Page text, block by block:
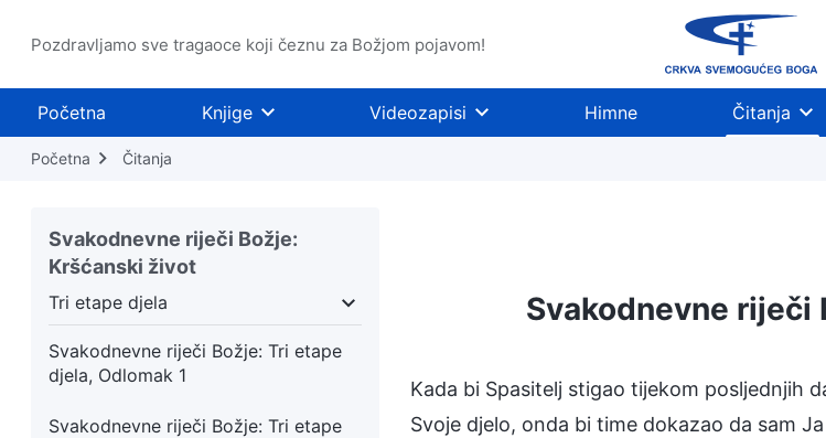
Pozdravljamo sve tragaoce koji čeznu za Božjom pojavom!
Početna Knjige Videozapisi Himne Čitanja
Početna Čitanja
Svakodnevne riječi Božje:
Kršćanski život
Tri etape djela
Tri etape djela Božja pojava i djelo Sud u posljednjim danima
Svakodnevne riječi Božje: Tri etape
djela, Odlomak 1
Svakodnevne riječi Božje: Tri etape
Svakodnevne riječi
Kada bi Spasitelj stigao tijekom posljednjih
Svoje djelo, onda bi time dokazao da sam